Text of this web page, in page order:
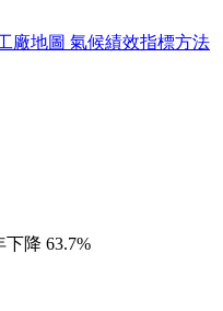
廠地圖 氣候績效指標方法
下降 63.7%